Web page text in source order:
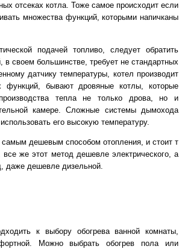
отсеках котла. Тоже самое происходит если
множества функций, которыми напичканы
подачей топливо, следует обратить
своем большинстве, требует не стандартных
датчику температуры, котел производит
функций, бывают дровяные котлы, которые
тепла не только дрова, но и
камере. Сложные системы дымохода
его высокую температуру.
дешевым способом отопления, и стоит т
же этот метод дешевле электрического, а
даже дешевле дизельной.
к выбору обогрева ванной комнаты,
Можно выбрать обогрев пола или